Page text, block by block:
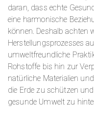
daran, dass echte
eine harmonische
können. Deshalb achten
Herstellungsprozesses
umweltfreundliche
Rohstoffe bis hin zur
natürliche Materialien
die Erde zu schützen
gesunde Umwelt zu